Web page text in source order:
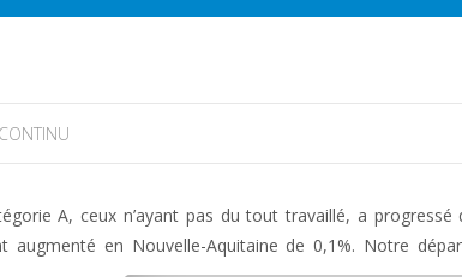
A, ceux n’ayant pas du tout travaillé, a progressé
augmenté en Nouvelle-Aquitaine de 0,1%. Notre